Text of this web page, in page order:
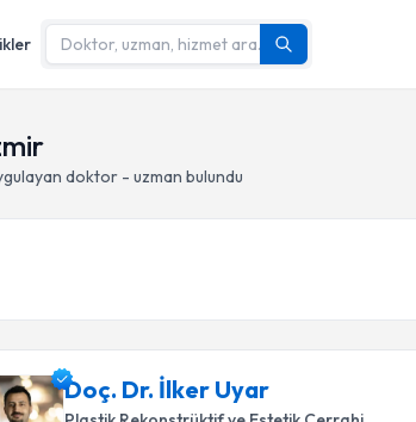
doktor - uzman bulundu
Doç. Dr. İlker Uyar